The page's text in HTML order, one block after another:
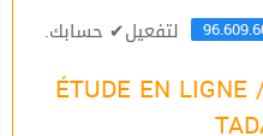
لتفعيل✔ حسابك.
ÉTUDE EN